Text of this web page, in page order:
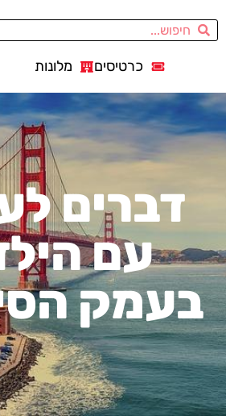
כרטיסים מלונות
דברים
עם
בעמק